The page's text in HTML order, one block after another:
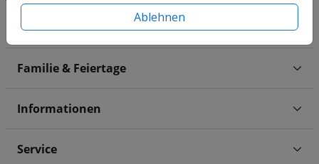
Ablehnen
Hochzeit
Familie & Feiertage
Informationen
Service